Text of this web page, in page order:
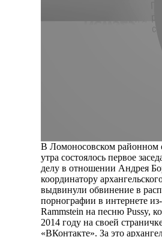
В Ломоносовском районном
утра состоялось первое
делу в отношении Андрея
координатору
выдвинули обвинение в
порнографии в интернете
Rammstein на песню Pussy,
2014 году на своей
«ВКонтакте». За это